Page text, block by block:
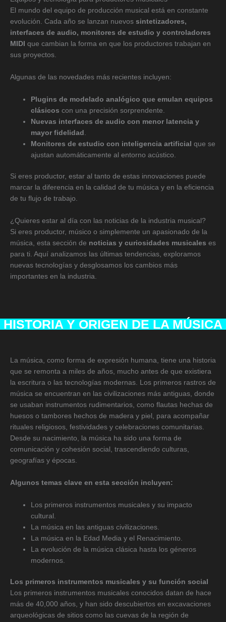
El mundo del equipo de producción musical está en constante
evolución. Cada año se lanzan nuevos sintetizadores,
interfaces de audio, monitores de estudio y controladores
MIDI que cambian la forma en que los productores trabajan en
sus proyectos.
Algunas de las novedades más recientes incluyen:
Plugins de modelado analógico que emulan equipos
clásicos con una precisión sorprendente.
Nuevas interfaces de audio con menor latencia y
mayor fidelidad
Monitores de estudio con inteligencia artificial que se
ajustan automáticamente al entorno acústico.
Si eres productor, estar al tanto de estas innovaciones puede
marcar la diferencia en la calidad de tu música y en la eficiencia
de tu flujo de trabajo.
¿Quieres estar al día con las noticias de la industria musical?
Si eres productor, músico o simplemente un apasionado de la
música, esta sección de noticias y curiosidades musicales es
para ti. Aquí analizamos las últimas tendencias, exploramos
nuevas tecnologías y desglosamos los cambios más
importantes en la industria.
HISTORIA Y ORIGEN DE LA MÚSICA
La música, como forma de expresión humana, tiene una historia
que se remonta a miles de años, mucho antes de que existiera
la escritura o las tecnologías modernas. Los primeros rastros de
música se encuentran en las civilizaciones más antiguas, donde
se usaban instrumentos rudimentarios, como flautas hechas de
huesos o tambores hechos de madera y piel, para acompañar
rituales religiosos, festividades y celebraciones comunitarias.
Desde su nacimiento, la música ha sido una forma de
comunicación y cohesión social, trascendiendo culturas,
geografías y épocas.
Algunos temas clave en esta sección incluyen:
Los primeros instrumentos musicales y su impacto
cultural.
La música en las antiguas civilizaciones.
La música en la Edad Media y el Renacimiento.
La evolución de la música clásica hasta los géneros
modernos.
Los primeros instrumentos musicales y su función social
Los primeros instrumentos musicales conocidos datan de hace
más de 40,000 años, y han sido descubiertos en excavaciones
arqueológicas de sitios como las cuevas de la región de